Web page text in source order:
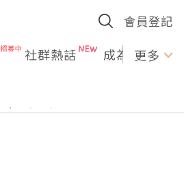
會員登記
社群熱話 成為U更多